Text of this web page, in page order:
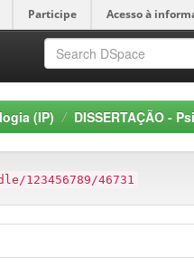
Participe Acesso à
(IP) DISSERTAÇÃO -
46731